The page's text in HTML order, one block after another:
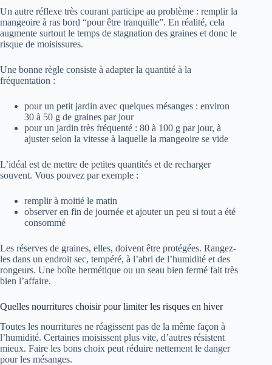
Un autre réflexe très courant participe au problème : remplir la
mangeoire à ras bord “pour être tranquille”. En réalité, cela
augmente surtout le temps de stagnation des graines et donc le
risque de moisissures.
Une bonne règle consiste à adapter la quantité à la
fréquentation :
pour un petit jardin avec quelques mésanges : environ
30 à 50 g de graines par jour
pour un jardin très fréquenté : 80 à 100 g par jour, à
ajuster selon la vitesse à laquelle la mangeoire se vide
L’idéal est de mettre de petites quantités et de recharger
souvent. Vous pouvez par exemple :
remplir à moitié le matin
observer en fin de journée et ajouter un peu si tout a été
consommé
Les réserves de graines, elles, doivent être protégées. Rangez-
les dans un endroit sec, tempéré, à l’abri de l’humidité et des
rongeurs. Une boîte hermétique ou un seau bien fermé fait très
bien l’affaire.
Quelles nourritures choisir pour limiter les risques en hiver
Toutes les nourritures ne réagissent pas de la même façon à
l’humidité. Certaines moisissent plus vite, d’autres résistent
mieux. Faire les bons choix peut réduire nettement le danger
pour les mésanges.